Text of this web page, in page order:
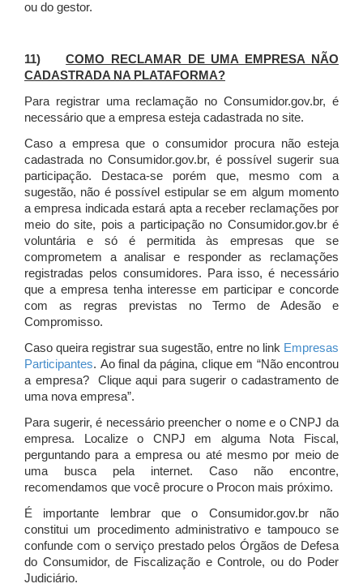
ou do gestor.
11)COMO RECLAMAR DE UMA EMPRESA NÃO
CADASTRADA NA PLATAFORMA?
Para registrar uma reclamação no Consumidor.gov.br, é
necessário que a empresa esteja cadastrada no site.
Caso a empresa que o consumidor procura não esteja
cadastrada no Consumidor.gov.br, é possível sugerir sua
participação. Destaca-se porém que, mesmo com a
sugestão, não é possível estipular se em algum momento
a empresa indicada estará apta a receber reclamações por
meio do site, pois a participação no Consumidor.gov.br é
voluntária e só é permitida às empresas que se
comprometem a analisar e responder as reclamações
registradas pelos consumidores. Para isso, é necessário
que a empresa tenha interesse em participar e concorde
com as regras previstas no Termo de Adesão e
Compromisso.
Caso queira registrar sua sugestão, entre no link Empresas
Participantes. Ao final da página, clique em “Não encontrou
a empresa? Clique aqui para sugerir o cadastramento de
uma nova empresa”.
Para sugerir, é necessário preencher o nome e o CNPJ da
empresa. Localize o CNPJ em alguma Nota Fiscal,
perguntando para a empresa ou até mesmo por meio de
uma busca pela internet. Caso não encontre,
recomendamos que você procure o Procon mais próximo.
É importante lembrar que o Consumidor.gov.br não
constitui um procedimento administrativo e tampouco se
confunde com o serviço prestado pelos Órgãos de Defesa
do Consumidor, de Fiscalização e Controle, ou do Poder
Judiciário.